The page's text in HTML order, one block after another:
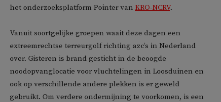
het onderzoeksplatform Pointer van KRO-NCRV.
Vanuit soortgelijke groepen waait deze dagen een
extreemrechtse terreurgolf richting azc’s in Nederland
over. Gisteren is brand gesticht in de beoogde
noodopvanglocatie voor vluchtelingen in Loosduinen en
ook op verschillende andere plekken is er geweld
gebruikt. Om verdere ondermijning te voorkomen, is een